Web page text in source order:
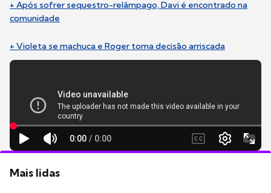
+ Após sofrer sequestro-relâmpago, Davi é encontrado na
comunidade
+ Violeta se machuca e Roger toma decisão arriscada
Mais lidas